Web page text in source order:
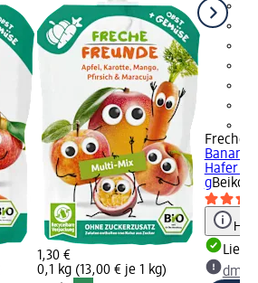
1,30 €
0,1 kg (13,00 € je 1 kg)
Freche
Hafer &
gBeikost
dm